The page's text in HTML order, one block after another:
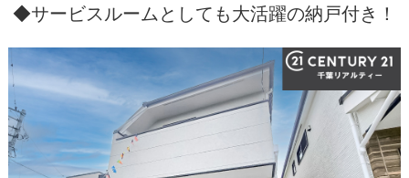
◆サービスルームとしても大活躍の納戸付き！